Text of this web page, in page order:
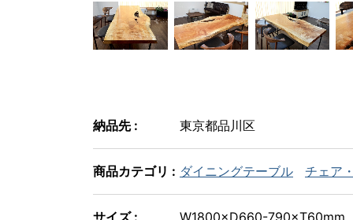
納品先 : 東京都品川区
商品カテゴリ : ダイニングテーブル チェア